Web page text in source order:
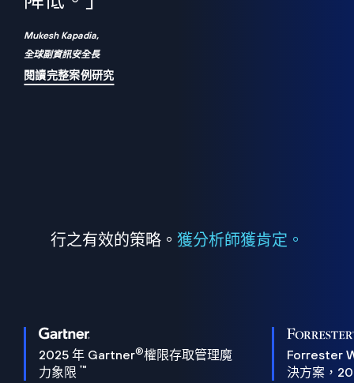
Mukesh Kapadia,
全球副資訊安全長
閱讀完整案例研究
行之有效的策略。 獲分析師獲肯定。
2025 年 Gartner®權限存取管理魔
力象限 ™
Forrester
決方案，